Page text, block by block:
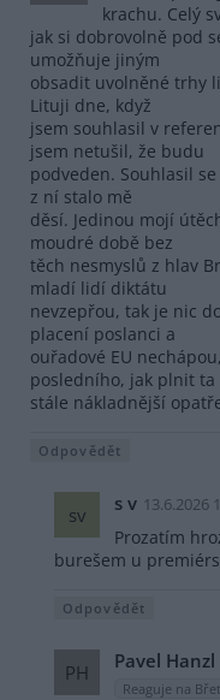
krachu. Celý
jak si dobrovolně pod
umožňuje jiným
obsadit uvolněné trhy
Lituji dne, když
jsem souhlasil v
jsem netušil, že budu
podveden. Souhlasil
z ní stalo mě
děsí. Jedinou mojí
moudré době bez
těch nesmyslů z hlav
mladí lidí diktátu
nevzepřou, tak je nic
placení poslanci a
ouřadové EU
posledního, jak plnit ta
stále nákladnější
Odpovědět
sv s v 13.6.2026
Prozatím
burešem u
Odpovědět
PH Pavel Hanzl
Reaguje na